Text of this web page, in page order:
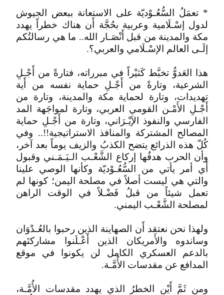
* تعمَلُ السُّعُـوْديّة على الاستعانة ببعض الجيوش
لدول إسْـلَامية وعربية بحُجَّة أَن هناك خطراً يهدد
مكة والمدينة من قبل أَنْصَـار الله.. ما هي رسالتُكم
إلَـى العالم الإسْـلَامي والعربي؟.
هذا العَدوُّ تخبَّط كَثيْراً في مبرراته، فتارةً من أَجْـلِ
الشرعية، وتارةً من أَجْـلِ حماية نفسه من أَية
تهديدات، وتارة لحماية مكة والمدينة، وتارة من
أَجْـلِ الأَمْـن القومي العربي، وتارة لمواجَهة المد
الفارسي والنفوذ الإَيْـرَاني، وتارة من أَجْـلِ حماية
المصالح المشتركة والمنافذ الاستراتيجية!!.. وفي
كُلّ هذه الذرائع يتضح الكذبُ والزيف يوماً بعد آخر،
وأن الحرب هدفُها إركاع الشَّعْـب الـيَـمَـني وقبول
أَي أمر يأتي من السُّعُـوْديّة وكأنها الوصي علينا
والتي هي ليست أصلاً في مصلحة اليمن؛ كونها لم
تعمل شيئاً من قبلُ فَضْـلاً في الوقت الراهن
لمصلحة الشَّعْـب اليمني.
ولهذا نحن نعتقد أَن الصهاينة الذين رحبوا بالعُـدْوَان
وساندوه والأَمريكان الذين أَعْـلَنوا مشاركتَهم
بالدعم العسكري الكامل لن يكونوا في موقع
المدافع عن مقدسات الأُمَّـة.
ومن ثَمَّ أَيْن الخطرُ الذي يهدد مقدسات الأُمَّـة،